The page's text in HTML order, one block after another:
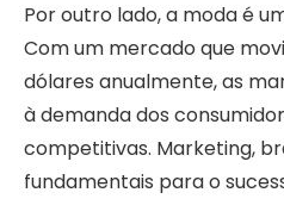
Por outro lado, a moda é
Com um mercado que
dólares anualmente, as
à demanda dos
competitivas. Marketing,
fundamentais para o